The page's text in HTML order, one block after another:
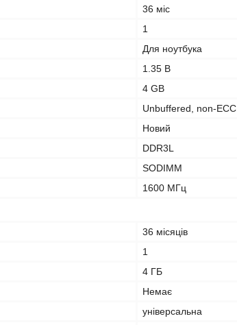
36 міс
1
Для ноутбука
1.35 В
4 GB
Unbuffered, non-ECC
Новий
DDR3L
SODIMM
1600 МГц
36 місяців
1
4 ГБ
Немає
універсальна